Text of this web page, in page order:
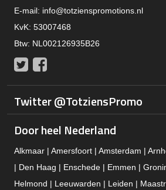
E-mail: info@totzienspromotions.nl
KvK: 53007468
Btw: NL002126935B26
Twitter
Twitter @TotziensPromo
Door heel Nederland
Alkmaar | Amersfoort | Amsterdam |
| Den Haag | Enschede | Emmen |
Helmond | Leeuwarden | Leiden |